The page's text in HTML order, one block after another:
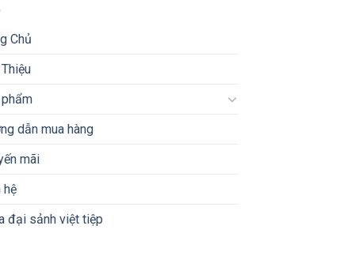
Chủ
dẫn mua hàng
mãi
hệ
đại sảnh việt tiệp